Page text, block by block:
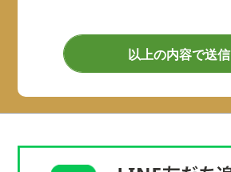
以上の内容で送信